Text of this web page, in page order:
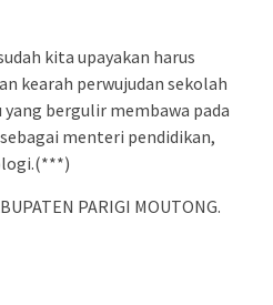
kita upayakan harus
kearah perwujudan sekolah
bergulir membawa pada
menteri pendidikan,
PARIGI MOUTONG.